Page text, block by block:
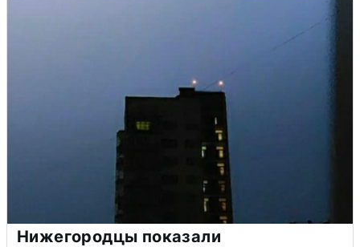
Нижегородцы показали